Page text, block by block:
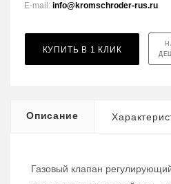
E-mail: info@kromschroder-rus.ru
КУПИТЬ В 1 КЛИК
Описание
Газовый клапан